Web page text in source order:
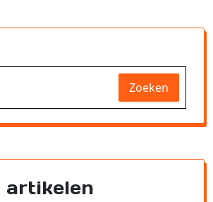
Zoeken
artikelen